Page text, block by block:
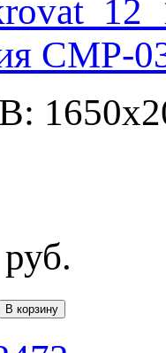
СМР-03